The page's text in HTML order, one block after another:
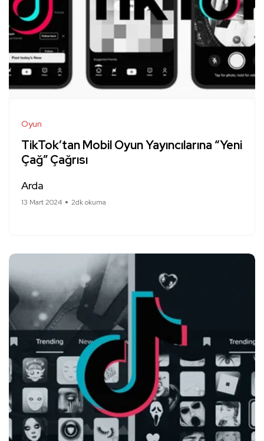
Oyun
TikTok’tan Mobil Oyun Yayıncılarına “Yeni
Çağ” Çağrısı
Arda
13 Mart 2024 2dk okuma